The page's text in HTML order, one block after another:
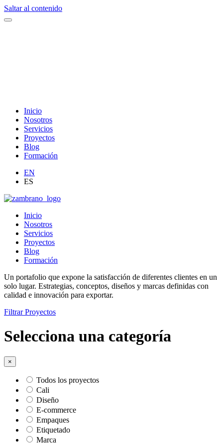
Saltar al contenido
Inicio
Nosotros
Servicios
Proyectos
Blog
Formación
EN
ES
Inicio
Nosotros
Servicios
Proyectos
Blog
Formación
Un portafolio que expone la satisfacción de diferentes clientes en un
solo lugar. Estrategias, conceptos, diseños y marcas definidas con
calidad e innovación para exportar.
Filtrar Proyectos
Selecciona una categoría
×
Todos los proyectos
Cali
Diseño
E-commerce
Empaques
Etiquetado
Marca